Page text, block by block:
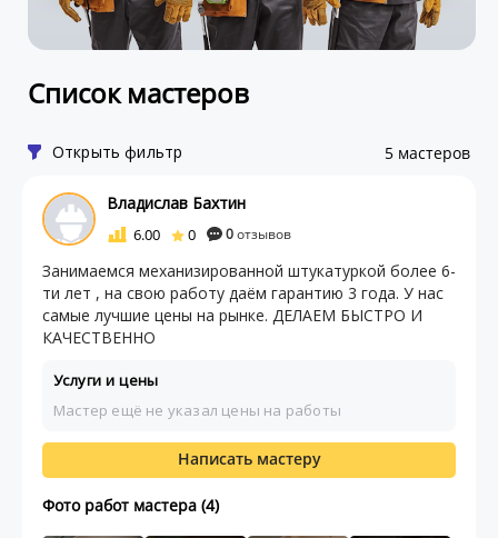
Список мастеров
Открыть фильтр 5 мастеров
Владислав Бахтин
6.00 0 0отзывов
Занимаемся механизированной штукатуркой более 6-
ти лет , на свою работу даём гарантию 3 года. У нас
самые лучшие цены на рынке. ДЕЛАЕМ БЫСТРО И
КАЧЕСТВЕННО
Услуги и цены
Мастер ещё не указал цены на работы
Написать мастеру
Фото работ мастера (4)